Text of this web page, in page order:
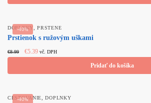
-40%
DOPLNKY ,PRSTENE
Prstienok s ružovým uškami
€8.99
Original
price
€5.39Current
price
vč. DPH
Pridať do košíka
-40%
CESTOVANIE ,DOPLNKY